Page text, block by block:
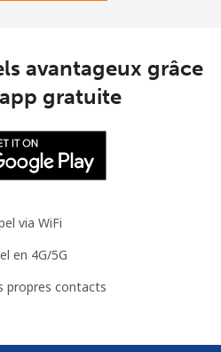
avantageux grâce
gratuite
via WiFi
en 4G/5G
propres contacts